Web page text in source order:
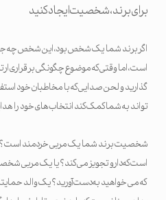
برای برند، شخصیت ایجاد کنید
اگر برند شما یک شخص بود، این شخص چه جور
است، اما وقتی که موضوع چگونگی برقراری
گذارید و لحن صدایی که با مخاطبان خود
تواند به شما کمک کند انتخاب های خود را
شخصیت برند شما یک مربی خردمند
است که دارو تجویز می کند؟ یا یک مربی
که می خواهید به دست آورید؟ یک والد